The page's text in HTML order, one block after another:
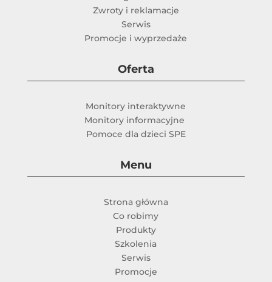
Zwroty i reklamacje
Serwis
Promocje i wyprzedaże
Oferta
Monitory interaktywne
Monitory informacyjne
Pomoce dla dzieci SPE
Menu
Strona główna
Co robimy
Produkty
Szkolenia
Serwis
Promocje